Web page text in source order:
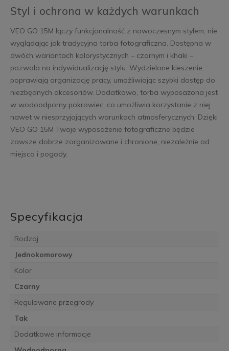
Styl i ochrona w każdych warunkach
VEO GO 15M łączy funkcjonalność z nowoczesnym stylem, nie
wyglądając jak tradycyjna torba fotograficzna. Dostępna w
dwóch wariantach kolorystycznych – czarnym i khaki –
pozwala na indywidualizację stylu. Wydzielone kieszenie
poprawiają organizację pracy, umożliwiając szybki dostęp do
niezbędnych akcesoriów. Dodatkowo, torba wyposażona jest
w wodoodporny pokrowiec, co umożliwia korzystanie z niej
nawet w niesprzyjających warunkach atmosferycznych. Dzięki
VEO GO 15M Twoje wyposażenie fotograficzne będzie
zawsze dobrze zorganizowane i chronione, niezależnie od
miejsca i pogody.
Specyfikacja
Rodzaj
Jednokomorowy
Kolor
Czarny
Regulowane przegrody
Tak
Dodatkowe informacje